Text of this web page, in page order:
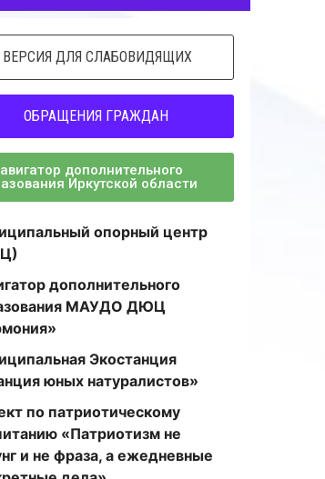
ВЕРСИЯ ДЛЯ СЛАБОВИДЯЩИХ
ОБРАЩЕНИЯ ГРАЖДАН
дополнительного
Иркутской области
опорный центр
дополнительного
МАУДО ДЮЦ
Экостанция
юных натуралистов»
по патриотическому
«Патриотизм не
и не фраза, а ежедневные